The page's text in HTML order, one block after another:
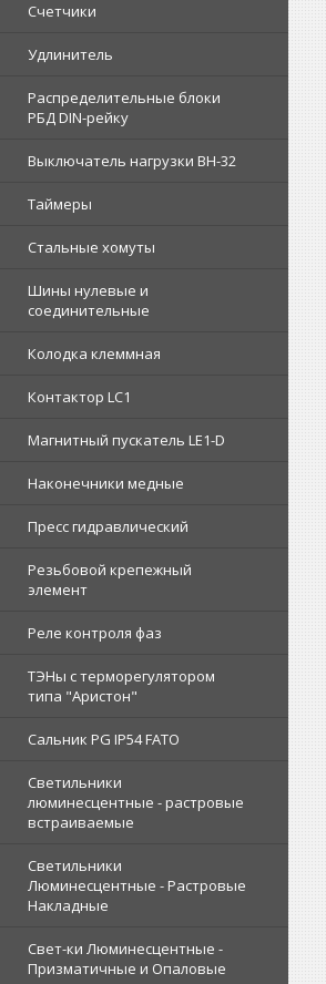
Счетчики
Удлинитель
Распределительные блоки
РБД DIN-рейку
Выключатель нагрузки ВН-32
Таймеры
Стальные хомуты
Шины нулевые и
соединительные
Колодка клеммная
Контактор LC1
Магнитный пускатель LE1-D
Наконечники медные
Пресс гидравлический
Резьбовой крепежный
элемент
Реле контроля фаз
ТЭНы с терморегулятором
типа "Аристон"
Сальник PG IP54 FATO
Светильники
люминесцентные - растровые
встраиваемые
Светильники
Люминесцентные - Растровые
Накладные
Свет-ки Люминесцентные -
Призматичные и Опаловые